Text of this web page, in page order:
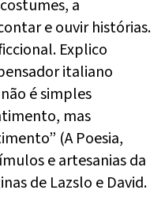
a
e ouvir histórias.
Explico
italiano
é simples
mas
(A Poesia,
e artesanias da
de Lazslo e David.